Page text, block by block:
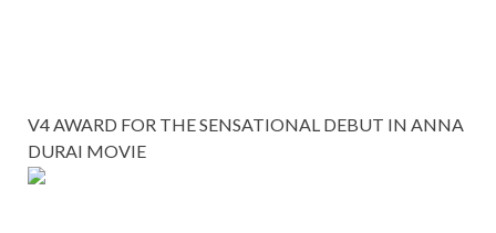
V4 AWARD FOR THE SENSATIONAL DEBUT IN ANNA
DURAI MOVIE